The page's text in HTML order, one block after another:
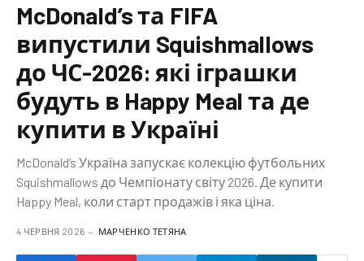
McDonald’s та FIFA
випустили Squishmallows
до ЧС-2026: які іграшки
будуть в Happy Meal та де
купити в Україні
McDonald’s Україна запускає колекцію футбольних
Squishmallows до Чемпіонату світу 2026. Де купити
Happy Meal, коли старт продажів і яка ціна.
4 ЧЕРВНЯ 2026 МАРЧЕНКО ТЕТЯНА